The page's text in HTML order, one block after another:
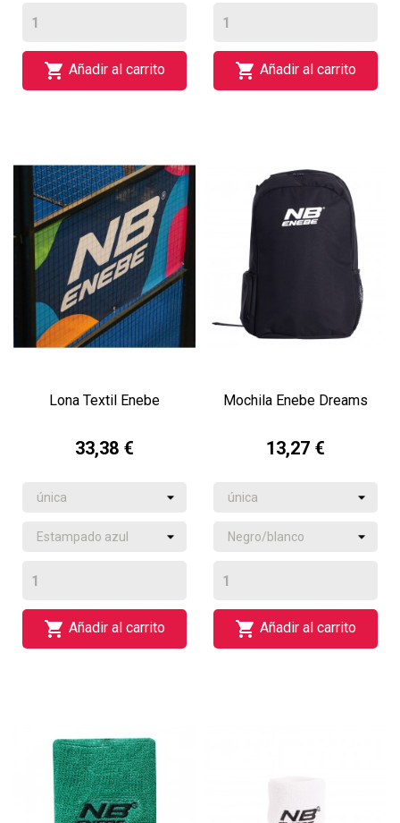
 Añadir al carrito  Añadir al carrito
Lona Textil Enebe
33,38 €
 Añadir al carrito
Mochila Enebe Dreams
13,27 €
 Añadir al carrito